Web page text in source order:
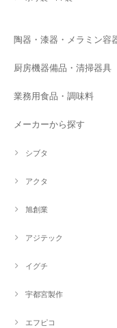
陶器・漆器・メラミン容
厨房機器備品・清掃器具
業務用食品・調味料
メーカーから探す
シブタ
アクタ
旭創業
アジテック
イグチ
宇都宮製作
エフピコ